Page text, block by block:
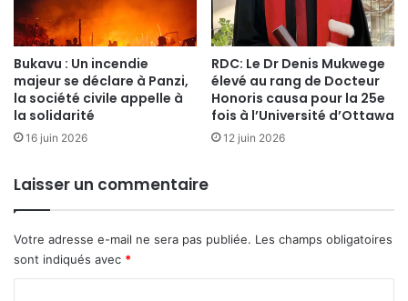
i
b
a
g
r
â
c
a
P
-
D
d
u
f
i
l
m
"
u
a
n
g
Bukavu : Un incendie
majeur se déclare à Panzi,
la société civile appelle à
la solidarité
16 juin 2026
RDC: Le Dr Denis Mukwege
élevé au rang de Docteur
Honoris causa pour la 25e
fois à l’Université d’Ottawa
12 juin 2026
Laisser un commentaire
Votre adresse e-mail ne sera pas publiée. Les champs obligatoires
sont indiqués avec *